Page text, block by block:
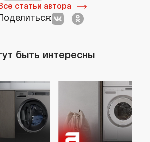
статьи автора
Поделиться:
быть интересны